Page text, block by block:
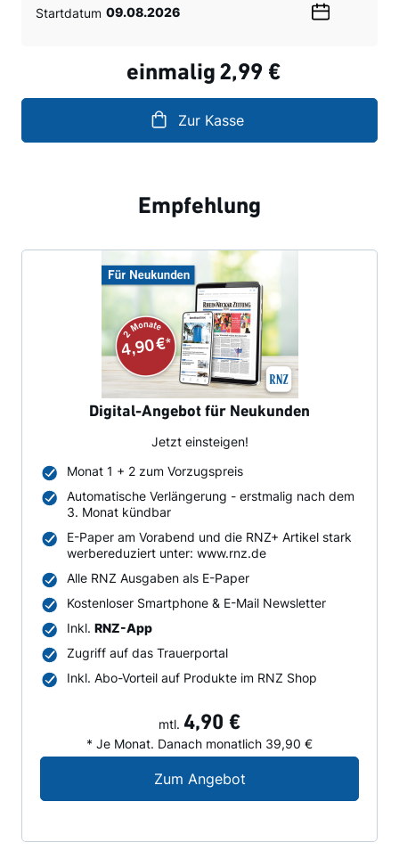
Startdatum
einmalig 2,99 €
Zur Kasse
Empfehlung
Digital-Angebot für Neukunden
Jetzt einsteigen!
Monat 1 + 2 zum Vorzugspreis
Automatische Verlängerung - erstmalig nach dem
3. Monat kündbar
E-Paper am Vorabend und die RNZ+ Artikel stark
werbereduziert unter: www.rnz.de
Alle RNZ Ausgaben als E-Paper
Kostenloser Smartphone & E-Mail Newsletter
Inkl. RNZ-App
Zugriff auf das Trauerportal
Inkl. Abo-Vorteil auf Produkte im RNZ Shop
mtl. 4,90 €
* Je Monat. Danach monatlich 39,90 €
Zum AngebotDigital-Angebot für